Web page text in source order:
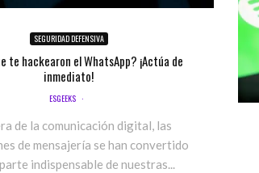
SEGURIDAD DEFENSIVA
te hackearon el WhatsApp? ¡Actúa de
inmediato!
ESGEEKS ·
de la comunicación digital, las
de mensajería se han convertido
indispensable de nuestras...